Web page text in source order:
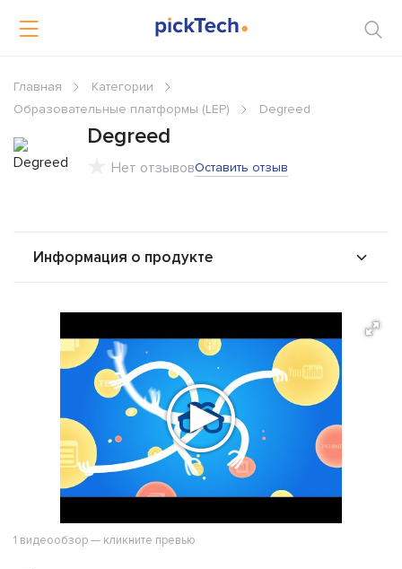
Главная
Категории
Образовательные платформы (LEP)
Degreed
Degreed
Нет отзывовОставить отзыв
Информация о продукте
Сравнения
Отзывы
1 видеообзор — кликните превью